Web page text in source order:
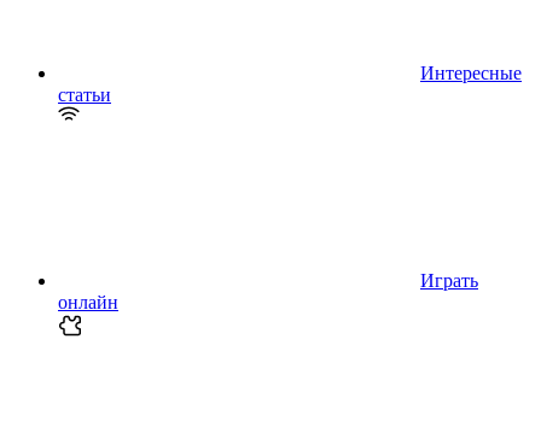
Интересные
статьи
Играть
онлайн